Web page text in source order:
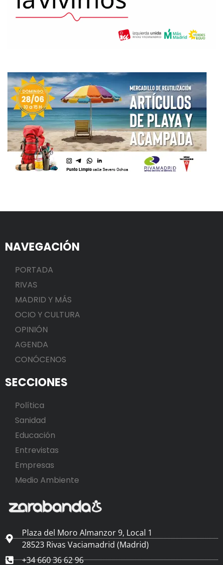
NAVEGACIÓN
PORTADA
RIVAS
MADRID Y MÁS
OCIO Y CULTURA
OPINIÓN
AGENDA
CONÓCENOS
SECCIONES
Política
Sanidad
Educación
Entrevistas
Empresas
Medio Ambiente
Plaza del Moro Almanzor 9, Local 1
28523 Rivas Vaciamadrid (Madrid)
+34 660 36 62 96